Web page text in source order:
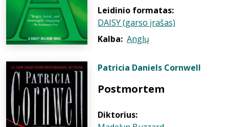
Leidinio formatas:
DAISY (garso įrašas)
Kalba: Anglų
Patricia Daniels Cornwell
Postmortem
Diktorius: